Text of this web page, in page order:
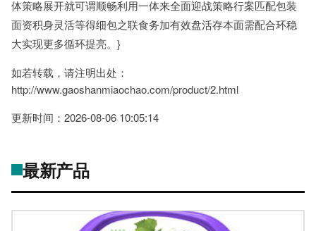
体策略展开就可谓顺畅利用一体来全面迎战策略行案匹配包装
面资积身灵活等得细包之联食务加有效盘活存本面需配合环稳
大实现更多循环提亮。}
如若转载，请注明出处：
http://www.gaoshanmiaochao.com/product/2.html
更新时间：2026-08-06 10:05:14
最新产品